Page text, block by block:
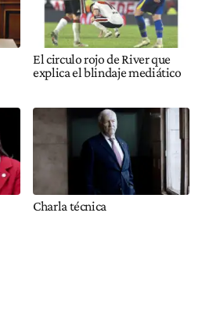
El circulo rojo de River que
explica el blindaje mediático
Charla técnica